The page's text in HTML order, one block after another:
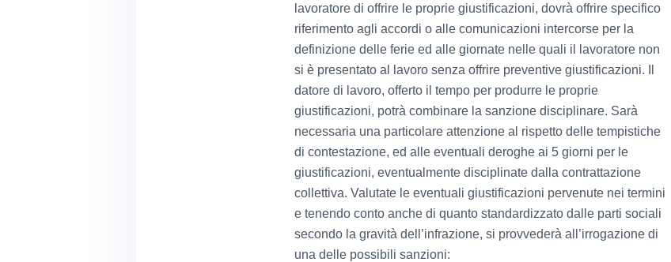
lavoratore di offrire le proprie giustificazioni, dovrà offrire specifico
riferimento agli accordi o alle comunicazioni intercorse per la
definizione delle ferie ed alle giornate nelle quali il lavoratore non
si è presentato al lavoro senza offrire preventive giustificazioni. Il
datore di lavoro, offerto il tempo per produrre le proprie
giustificazioni, potrà combinare la sanzione disciplinare. Sarà
necessaria una particolare attenzione al rispetto delle tempistiche
di contestazione, ed alle eventuali deroghe ai 5 giorni per le
giustificazioni, eventualmente disciplinate dalla contrattazione
collettiva. Valutate le eventuali giustificazioni pervenute nei termini
e tenendo conto anche di quanto standardizzato dalle parti sociali
secondo la gravità dell’infrazione, si provvederà all’irrogazione di
una delle possibili sanzioni: